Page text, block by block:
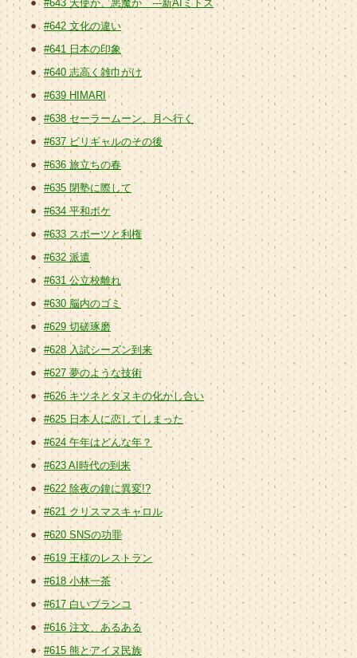
#643 天使か、悪魔か ---新AIミトス
#642 文化の違い
#641 日本の印象
#640 志高く雑巾がけ
#639 HIMARI
#638 セーラームーン、月へ行く
#637 ビリギャルのその後
#636 旅立ちの春
#635 閉塾に際して
#634 平和ボケ
#633 スポーツと利権
#632 派遣
#631 公立校離れ
#630 脳内のゴミ
#629 切磋琢磨
#628 入試シーズン到来
#627 夢のような技術
#626 キツネとタヌキの化かし合い
#625 日本人に恋してしまった
#624 午年はどんな年？
#623 AI時代の到来
#622 除夜の鐘に異変!?
#621 クリスマスキャロル
#620 SNSの功罪
#619 王様のレストラン
#618 小林一茶
#617 白いブランコ
#616 注文、あるある
#615 熊とアイヌ民族